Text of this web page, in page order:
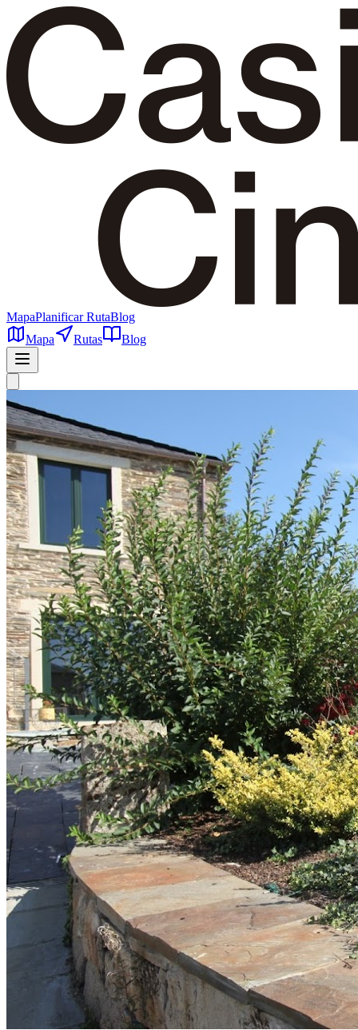
MapaPlanificar RutaBlog
Mapa
Rutas Blog